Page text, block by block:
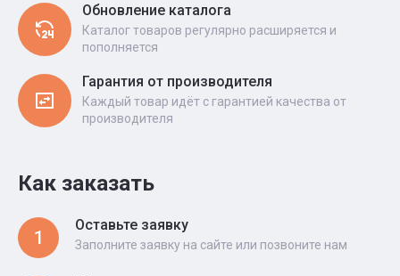
Обновление каталога
Каталог товаров регулярно расширяется и
пополняется
Гарантия от производителя
Каждый товар идёт с гарантией качества от
производителя
Как заказать
1
Оставьте заявку
Заполните заявку на сайте или позвоните нам